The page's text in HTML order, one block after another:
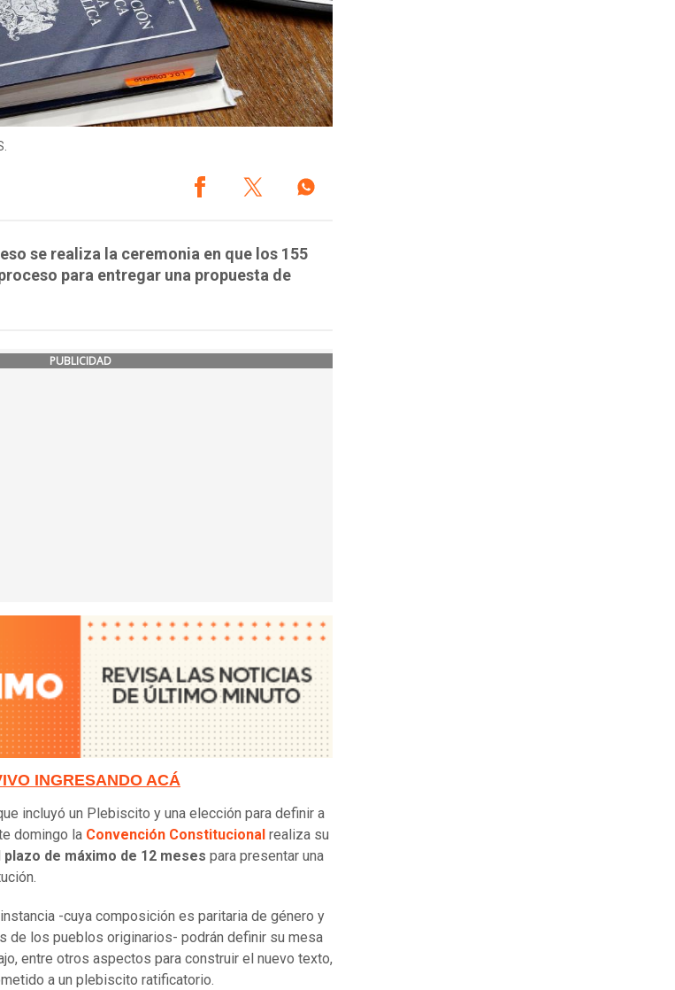
se realiza la ceremonia en que los 155
para entregar una propuesta de
PUBLICIDAD
INGRESANDO ACÁ
incluyó un Plebiscito y una elección para definir a
domingo la Convención Constitucional realiza su
plazo de máximo de 12 meses para presentar una
-cuya composición es paritaria de género y
de los pueblos originarios- podrán definir su mesa
entre otros aspectos para construir el nuevo texto,
a un plebiscito ratificatorio.